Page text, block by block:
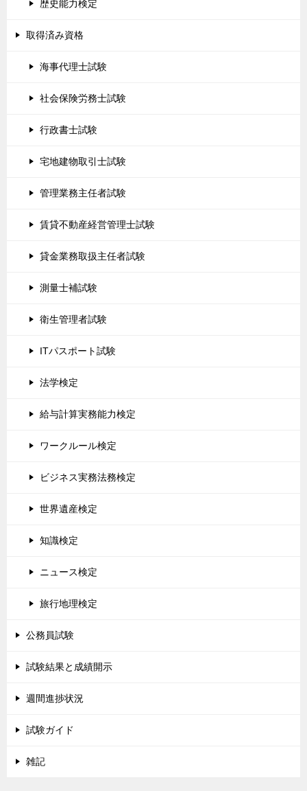
歴史能力検定
取得済み資格
海事代理士試験
社会保険労務士試験
行政書士試験
宅地建物取引士試験
管理業務主任者試験
賃貸不動産経営管理士試験
貸金業務取扱主任者試験
測量士補試験
衛生管理者試験
ITパスポート試験
法学検定
給与計算実務能力検定
ワークルール検定
ビジネス実務法務検定
世界遺産検定
知識検定
ニュース検定
旅行地理検定
公務員試験
試験結果と成績開示
週間進捗状況
試験ガイド
雑記